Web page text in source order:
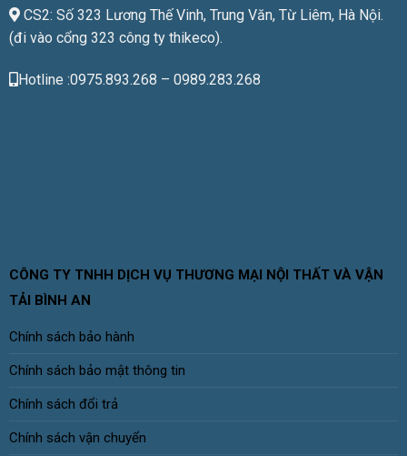
CS2: Số 323 Lương Thế Vinh, Trung Văn, Từ Liêm, Hà Nội.
(đi vào cổng 323 công ty thikeco).
Hotline :0975.893.268 – 0989.283.268
CÔNG TY TNHH DỊCH VỤ THƯƠNG MẠI NỘI THẤT VÀ VẬN
TẢI BÌNH AN
Chính sách bảo hành
Chính sách bảo mật thông tin
Chính sách đổi trả
Chính sách vận chuyển